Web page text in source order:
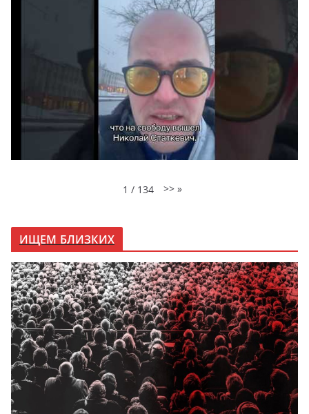
1 / 134 >> »
ИЩЕМ БЛИЗКИХ